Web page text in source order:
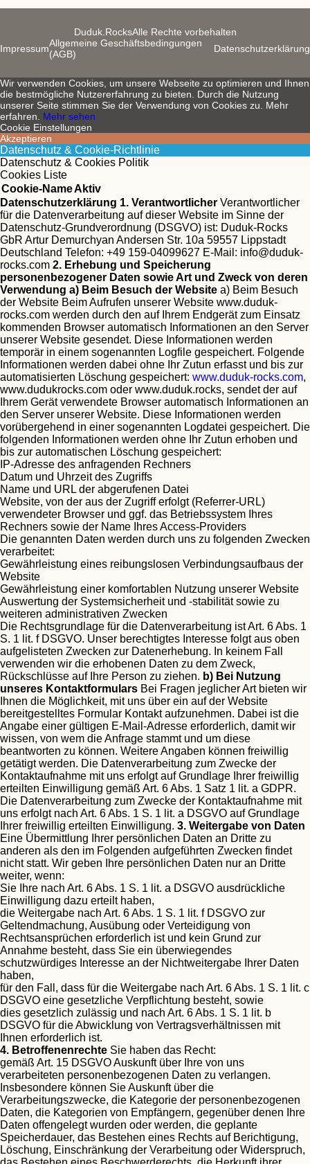
Duduk.RocksAlle Rechte vorbehalten
ImpressumAllgemeine Geschäftsbedingungen
(AGB)
Datenschutzerklärung
Wir verwenden Cookies, um unsere Webseite zu optimieren und Ihnen
die bestmögliche Nutzererfahrung zu bieten. Durch die Nutzung
unserer Seite stimmen Sie der Verwendung von Cookies zu. Mehr
erfahren. Mehr sehen
Cookie Einstellungen
Akzeptieren
Datenschutz & Cookie-Richtlinie
Datenschutz & Cookies Politik
Cookies Liste
Cookie-NameAktiv
Datenschutzerklärung 1. Verantwortlicher Verantwortlicher
für die Datenverarbeitung auf dieser Website im Sinne der
Datenschutz-Grundverordnung (DSGVO) ist: Duduk-Rocks
GbR Artur Demurchyan Andersen Str. 10a 59557 Lippstadt
Deutschland Telefon: +49 159-04099627 E-Mail: info@duduk-
rocks.com 2. Erhebung und Speicherung
personenbezogener Daten sowie Art und Zweck von deren
Verwendung a) Beim Besuch der Website a) Beim Besuch
der Website Beim Aufrufen unserer Website www.duduk-
rocks.com werden durch den auf Ihrem Endgerät zum Einsatz
kommenden Browser automatisch Informationen an den Server
unserer Website gesendet. Diese Informationen werden
temporär in einem sogenannten Logfile gespeichert. Folgende
Informationen werden dabei ohne Ihr Zutun erfasst und bis zur
automatisierten Löschung gespeichert: www.duduk-rocks.com,
www.dudukrocks.com oder www.duduk.rocks, sendet der auf
Ihrem Gerät verwendete Browser automatisch Informationen an
den Server unserer Website. Diese Informationen werden
vorübergehend in einer sogenannten Logdatei gespeichert. Die
folgenden Informationen werden ohne Ihr Zutun erhoben und
bis zur automatischen Löschung gespeichert:
IP-Adresse des anfragenden Rechners
Datum und Uhrzeit des Zugriffs
Name und URL der abgerufenen Datei
Website, von der aus der Zugriff erfolgt (Referrer-URL)
verwendeter Browser und ggf. das Betriebssystem Ihres
Rechners sowie der Name Ihres Access-Providers
Die genannten Daten werden durch uns zu folgenden Zwecken
verarbeitet:
Gewährleistung eines reibungslosen Verbindungsaufbaus der
Website
Gewährleistung einer komfortablen Nutzung unserer Website
Auswertung der Systemsicherheit und -stabilität sowie zu
weiteren administrativen Zwecken
Die Rechtsgrundlage für die Datenverarbeitung ist Art. 6 Abs. 1
S. 1 lit. f DSGVO. Unser berechtigtes Interesse folgt aus oben
aufgelisteten Zwecken zur Datenerhebung. In keinem Fall
verwenden wir die erhobenen Daten zu dem Zweck,
Rückschlüsse auf Ihre Person zu ziehen. b) Bei Nutzung
unseres Kontaktformulars Bei Fragen jeglicher Art bieten wir
Ihnen die Möglichkeit, mit uns über ein auf der Website
bereitgestelltes Formular Kontakt aufzunehmen. Dabei ist die
Angabe einer gültigen E-Mail-Adresse erforderlich, damit wir
wissen, von wem die Anfrage stammt und um diese
beantworten zu können. Weitere Angaben können freiwillig
getätigt werden. Die Datenverarbeitung zum Zwecke der
Kontaktaufnahme mit uns erfolgt auf Grundlage Ihrer freiwillig
erteilten Einwilligung gemäß Art. 6 Abs. 1 Satz 1 lit. a GDPR.
Die Datenverarbeitung zum Zwecke der Kontaktaufnahme mit
uns erfolgt nach Art. 6 Abs. 1 S. 1 lit. a DSGVO auf Grundlage
Ihrer freiwillig erteilten Einwilligung. 3. Weitergabe von Daten
Eine Übermittlung Ihrer persönlichen Daten an Dritte zu
anderen als den im Folgenden aufgeführten Zwecken findet
nicht statt. Wir geben Ihre persönlichen Daten nur an Dritte
weiter, wenn:
Sie Ihre nach Art. 6 Abs. 1 S. 1 lit. a DSGVO ausdrückliche
Einwilligung dazu erteilt haben,
die Weitergabe nach Art. 6 Abs. 1 S. 1 lit. f DSGVO zur
Geltendmachung, Ausübung oder Verteidigung von
Rechtsansprüchen erforderlich ist und kein Grund zur
Annahme besteht, dass Sie ein überwiegendes
schutzwürdiges Interesse an der Nichtweitergabe Ihrer Daten
haben,
für den Fall, dass für die Weitergabe nach Art. 6 Abs. 1 S. 1 lit. c
DSGVO eine gesetzliche Verpflichtung besteht, sowie
dies gesetzlich zulässig und nach Art. 6 Abs. 1 S. 1 lit. b
DSGVO für die Abwicklung von Vertragsverhältnissen mit
Ihnen erforderlich ist.
4. Betroffenenrechte Sie haben das Recht:
gemäß Art. 15 DSGVO Auskunft über Ihre von uns
verarbeiteten personenbezogenen Daten zu verlangen.
Insbesondere können Sie Auskunft über die
Verarbeitungszwecke, die Kategorie der personenbezogenen
Daten, die Kategorien von Empfängern, gegenüber denen Ihre
Daten offengelegt wurden oder werden, die geplante
Speicherdauer, das Bestehen eines Rechts auf Berichtigung,
Löschung, Einschränkung der Verarbeitung oder Widerspruch,